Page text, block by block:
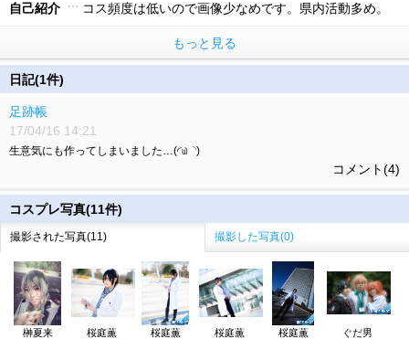
自己紹介 コス頻度は低いので画像少なめです。県内活動多め。
もっと見る
日記(1件)
足跡帳
17/04/16 14:21
生意気にも作ってしまいました…(◜௰◝)
コメント(4)
コスプレ写真(11件)
撮影された写真(11) 撮影した写真(0)
榊夏来 桜庭薫 桜庭薫 桜庭薫 桜庭薫 ぐだ男